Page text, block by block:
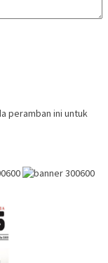
peramban ini untuk